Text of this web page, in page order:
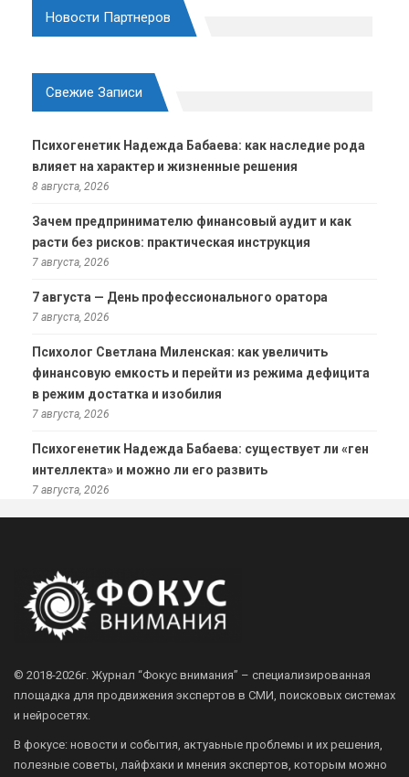
Новости Партнеров
Свежие Записи
Психогенетик Надежда Бабаева: как наследие рода
влияет на характер и жизненные решения
8 августа, 2026
Зачем предпринимателю финансовый аудит и как
расти без рисков: практическая инструкция
7 августа, 2026
7 августа — День профессионального оратора
7 августа, 2026
Психолог Светлана Миленская: как увеличить
финансовую емкость и перейти из режима дефицита
в режим достатка и изобилия
7 августа, 2026
Психогенетик Надежда Бабаева: существует ли «ген
интеллекта» и можно ли его развить
7 августа, 2026
© 2018-2026г. Журнал “Фокус внимания” – специализированная
площадка для продвижения экспертов в СМИ, поисковых системах
и нейросетях.
В фокусе: новости и события, актуаьные проблемы и их решения,
полезные советы, лайфхаки и мнения экспертов, которым можно